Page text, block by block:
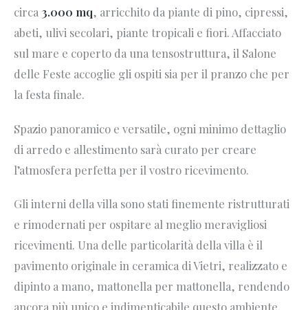
circa 3.000 mq, arricchito da piante di pino, cipressi,
abeti, ulivi secolari, piante tropicali e fiori. Affacciato
sul mare e coperto da una tensostruttura, il Salone
delle Feste accoglie gli ospiti sia per il pranzo che per
la festa finale.
Spazio panoramico e versatile, ogni minimo dettaglio
di arredo e allestimento sarà curato per creare
l’atmosfera perfetta per il vostro ricevimento.
Gli interni della villa sono stati finemente ristrutturati
e rimodernati per ospitare al meglio meravigliosi
ricevimenti. Una delle particolarità della villa è il
pavimento originale in ceramica di Vietri, realizzato e
dipinto a mano, mattonella per mattonella, rendendo
ancora più unico e indimenticabile questo ambiente.